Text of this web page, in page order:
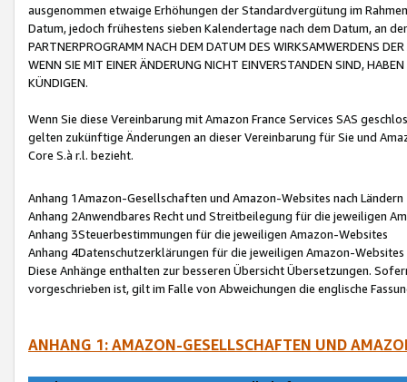
ausgenommen etwaige Erhöhungen der Standardvergütung im
Datum, jedoch frühestens sieben Kalendertage nach dem Datum, an
PARTNERPROGRAMM NACH DEM DATUM DES WIRKSAMWERDENS
WENN SIE MIT EINER ÄNDERUNG NICHT EINVERSTANDEN SIND,
KÜNDIGEN.
Wenn Sie diese Vereinbarung mit Amazon France Services SAS
gelten zukünftige Änderungen an dieser Vereinbarung für Sie und
Core S.à r.l. bezieht.
Anhang 1Amazon-Gesellschaften und Amazon-Websites nach Ländern
Anhang 2Anwendbares Recht und Streitbeilegung für die jeweiligen
Anhang 3Steuerbestimmungen für die jeweiligen Amazon-Websites
Anhang 4Datenschutzerklärungen für die jeweiligen Amazon-Websites
Diese Anhänge enthalten zur besseren Übersicht Übersetzungen.
vorgeschrieben ist, gilt im Falle von Abweichungen die englische
ANHANG 1: AMAZON-GESELLSCHAFTEN UND